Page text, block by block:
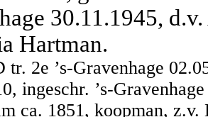
30.11.1945,
Hartman.
tr. 2e ’s-Gravenhage
ingeschr. ’s-
ca. 1851, koopman,